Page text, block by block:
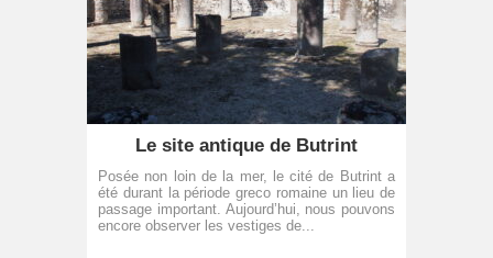
Le site antique de Butrint
Posée non loin de la mer, le cité de Butrint a
été durant la période greco romaine un lieu de
passage important. Aujourd’hui, nous pouvons
encore observer les vestiges de...